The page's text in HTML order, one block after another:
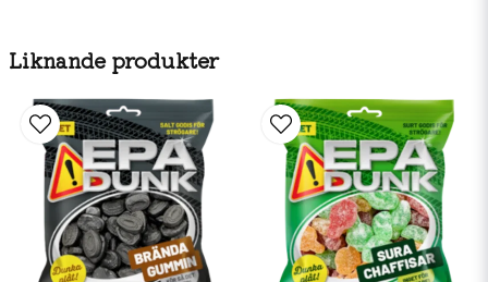
Liknande produkter